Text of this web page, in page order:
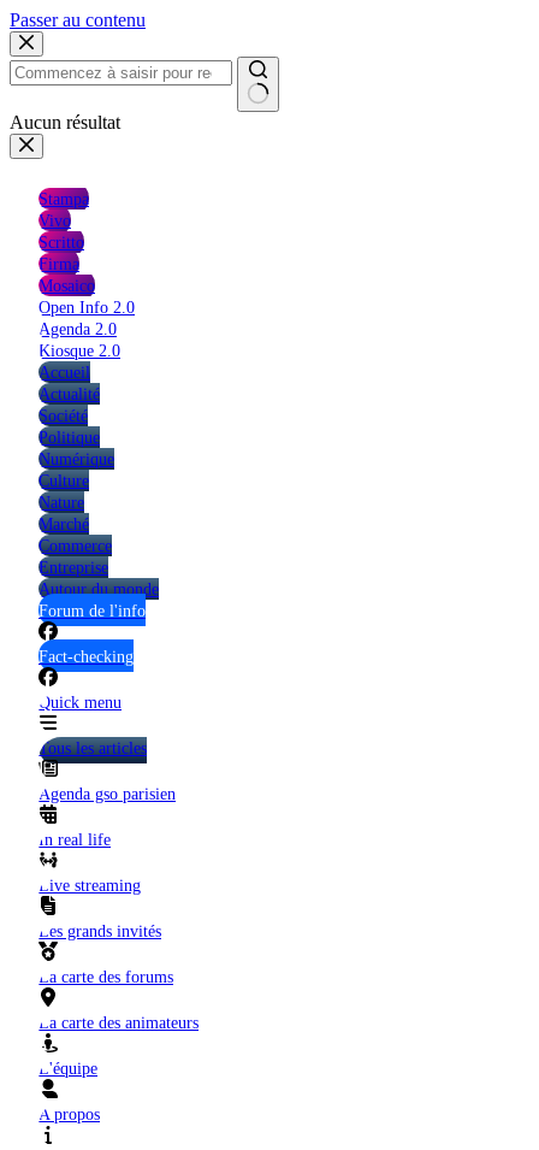
Passer au contenu
Aucun résultat
Stampa
Vivo
Scritto
Firma
Mosaico
Open Info 2.0
Agenda 2.0
Kiosque 2.0
Accueil
Actualité
Société
Politique
Numérique
Culture
Nature
Marché
Commerce
Entreprise
Autour du monde
Forum de l'info
Fact-checking
Quick menu
Tous les articles
Agenda gso parisien
In real life
Live streaming
Les grands invités
La carte des forums
La carte des animateurs
L'équipe
A propos